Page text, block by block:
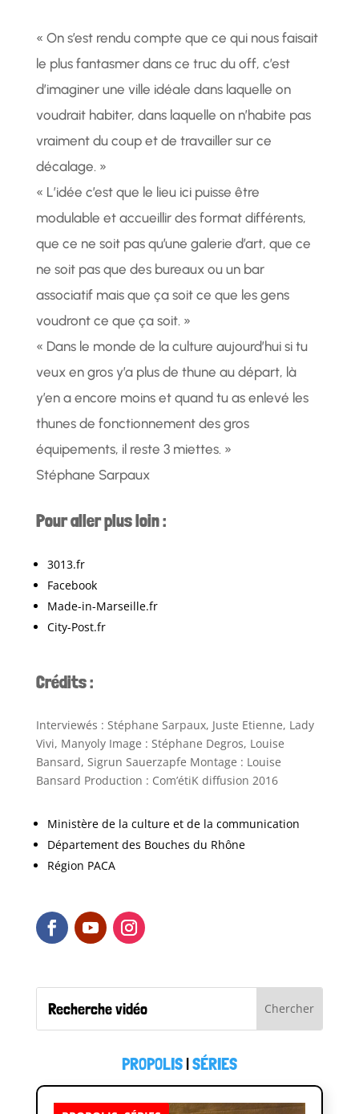
« On s’est rendu compte que ce qui nous faisait
le plus fantasmer dans ce truc du off, c’est
d’imaginer une ville idéale dans laquelle on
voudrait habiter, dans laquelle on n’habite pas
vraiment du coup et de travailler sur ce
décalage. »
« L’idée c’est que le lieu ici puisse être
modulable et accueillir des format différents,
que ce ne soit pas qu’une galerie d’art, que ce
ne soit pas que des bureaux ou un bar
associatif mais que ça soit ce que les gens
voudront ce que ça soit. »
« Dans le monde de la culture aujourd’hui si tu
veux en gros y’a plus de thune au départ, là
y’en a encore moins et quand tu as enlevé les
thunes de fonctionnement des gros
équipements, il reste 3 miettes. »
Stéphane Sarpaux
Pour aller plus loin :
3013.fr
Facebook
Made-in-Marseille.fr
City-Post.fr
Crédits :
Interviewés : Stéphane Sarpaux, Juste Etienne, Lady
Vivi, Manyoly Image : Stéphane Degros, Louise
Bansard, Sigrun Sauerzapfe Montage : Louise
Bansard Production : Com’étiK diffusion 2016
Ministère de la culture et de la communication
Département des Bouches du Rhône
Région PACA
PROPOLIS|SÉRIES